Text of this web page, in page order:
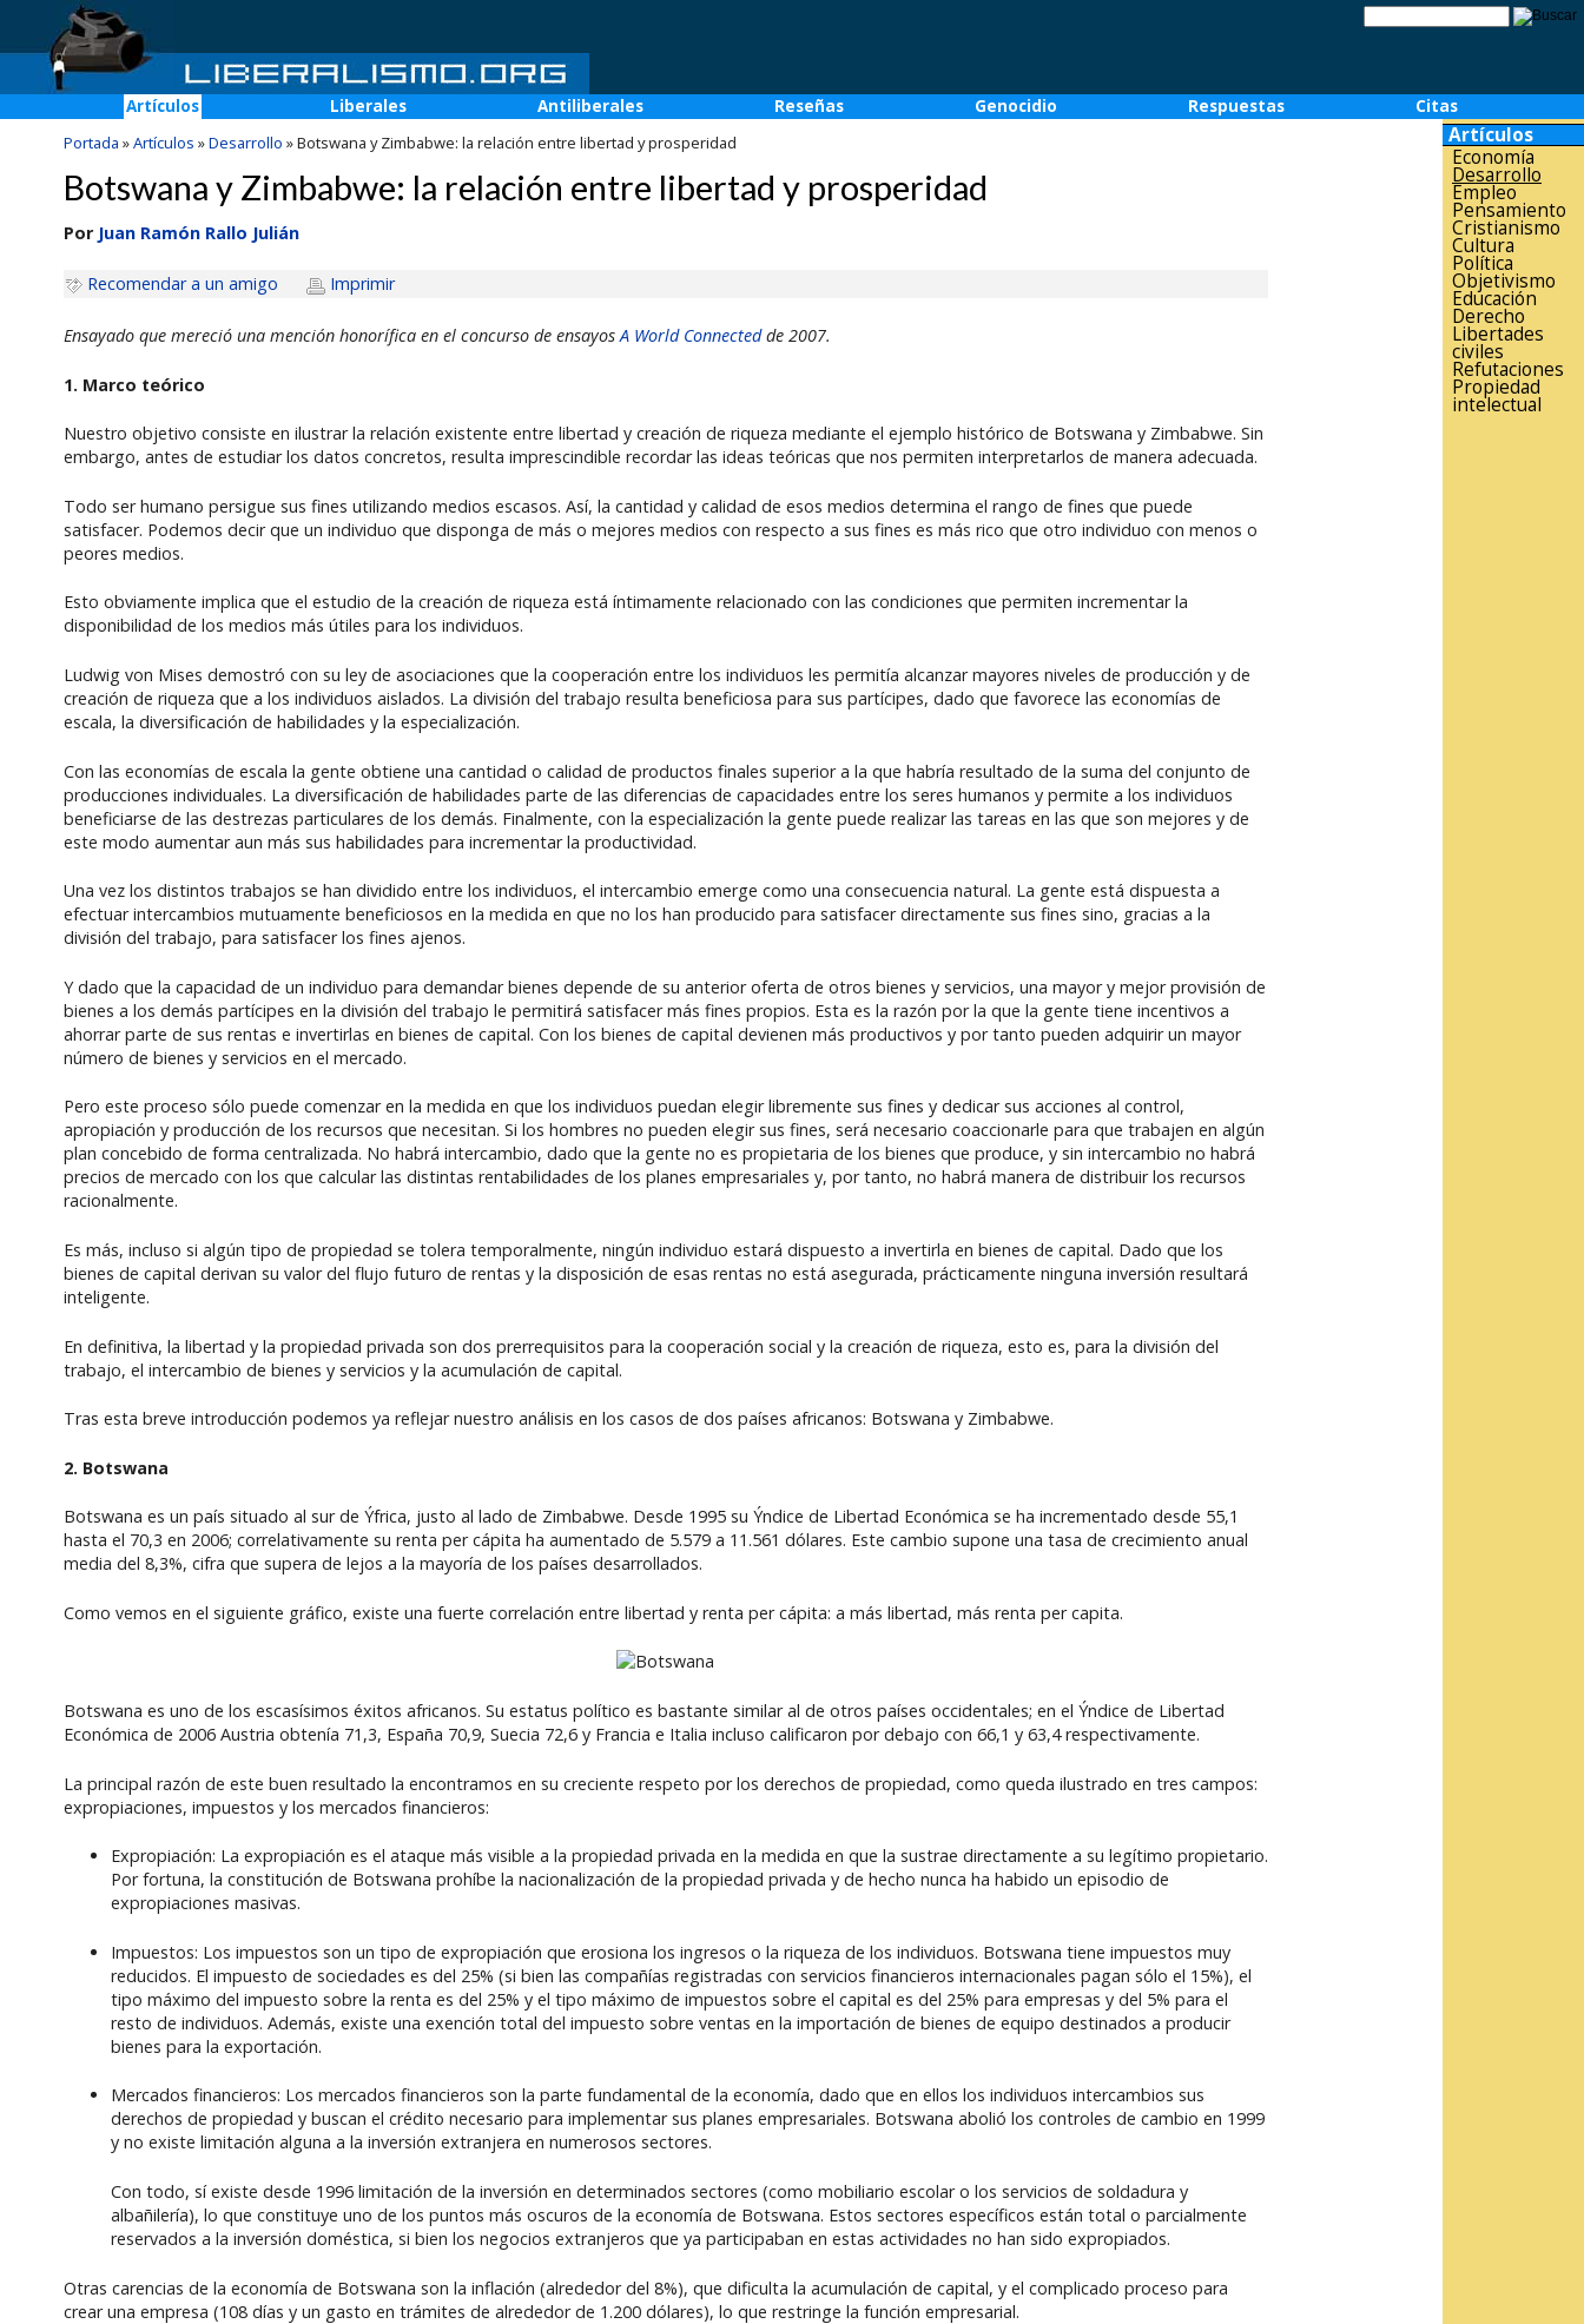
Artículos Liberales Antiliberales Reseñas Genocidio Respuestas
Citas
Portada »Artículos »Desarrollo »Botswana y Zimbabwe: la relación entre libertad y prosperidad
Botswana y Zimbabwe: la relación entre libertad y prosperidad
Por Juan Ramón Rallo Julián
Recomendar a un amigo Imprimir
Ensayado que mereció una mención honorífica en el concurso de ensayosA World Connectedde 2007.
1. Marco teórico
Nuestro objetivo consiste en ilustrar la relación existente entre libertad y creación de riqueza mediante el ejemplo histórico de Botswana y Zimbabwe. Sin
embargo, antes de estudiar los datos concretos, resulta imprescindible recordar las ideas teóricas que nos permiten interpretarlos de manera adecuada.
Todo ser humano persigue sus fines utilizando medios escasos. Así, la cantidad y calidad de esos medios determina el rango de fines que puede
satisfacer. Podemos decir que un individuo que disponga de más o mejores medios con respecto a sus fines es más rico que otro individuo con menos o
peores medios.
Esto obviamente implica que el estudio de la creación de riqueza está íntimamente relacionado con las condiciones que permiten incrementar la
disponibilidad de los medios más útiles para los individuos.
Ludwig von Mises demostró con su ley de asociaciones que la cooperación entre los individuos les permitía alcanzar mayores niveles de producción y de
creación de riqueza que a los individuos aislados. La división del trabajo resulta beneficiosa para sus partícipes, dado que favorece las economías de
escala, la diversificación de habilidades y la especialización.
Con las economías de escala la gente obtiene una cantidad o calidad de productos finales superior a la que habría resultado de la suma del conjunto de
producciones individuales. La diversificación de habilidades parte de las diferencias de capacidades entre los seres humanos y permite a los individuos
beneficiarse de las destrezas particulares de los demás. Finalmente, con la especialización la gente puede realizar las tareas en las que son mejores y de
este modo aumentar aun más sus habilidades para incrementar la productividad.
Una vez los distintos trabajos se han dividido entre los individuos, el intercambio emerge como una consecuencia natural. La gente está dispuesta a
efectuar intercambios mutuamente beneficiosos en la medida en que no los han producido para satisfacer directamente sus fines sino, gracias a la
división del trabajo, para satisfacer los fines ajenos.
Y dado que la capacidad de un individuo para demandar bienes depende de su anterior oferta de otros bienes y servicios, una mayor y mejor provisión de
bienes a los demás partícipes en la división del trabajo le permitirá satisfacer más fines propios. Esta es la razón por la que la gente tiene incentivos a
ahorrar parte de sus rentas e invertirlas en bienes de capital. Con los bienes de capital devienen más productivos y por tanto pueden adquirir un mayor
número de bienes y servicios en el mercado.
Pero este proceso sólo puede comenzar en la medida en que los individuos puedan elegir libremente sus fines y dedicar sus acciones al control,
apropiación y producción de los recursos que necesitan. Si los hombres no pueden elegir sus fines, será necesario coaccionarle para que trabajen en algún
plan concebido de forma centralizada. No habrá intercambio, dado que la gente no es propietaria de los bienes que produce, y sin intercambio no habrá
precios de mercado con los que calcular las distintas rentabilidades de los planes empresariales y, por tanto, no habrá manera de distribuir los recursos
racionalmente.
Es más, incluso si algún tipo de propiedad se tolera temporalmente, ningún individuo estará dispuesto a invertirla en bienes de capital. Dado que los
bienes de capital derivan su valor del flujo futuro de rentas y la disposición de esas rentas no está asegurada, prácticamente ninguna inversión resultará
inteligente.
En definitiva, la libertad y la propiedad privada son dos prerrequisitos para la cooperación social y la creación de riqueza, esto es, para la división del
trabajo, el intercambio de bienes y servicios y la acumulación de capital.
Tras esta breve introducción podemos ya reflejar nuestro análisis en los casos de dos países africanos: Botswana y Zimbabwe.
2. Botswana
Botswana es un país situado al sur de Ýfrica, justo al lado de Zimbabwe. Desde 1995 su Ýndice de Libertad Económica se ha incrementado desde 55,1
hasta el 70,3 en 2006; correlativamente su renta per cápita ha aumentado de 5.579 a 11.561 dólares. Este cambio supone una tasa de crecimiento anual
media del 8,3%, cifra que supera de lejos a la mayoría de los países desarrollados.
Como vemos en el siguiente gráfico, existe una fuerte correlación entre libertad y renta per cápita: a más libertad, más renta per capita.
Botswana es uno de los escasísimos éxitos africanos. Su estatus político es bastante similar al de otros países occidentales; en el Ýndice de Libertad
Económica de 2006 Austria obtenía 71,3, España 70,9, Suecia 72,6 y Francia e Italia incluso calificaron por debajo con 66,1 y 63,4 respectivamente.
La principal razón de este buen resultado la encontramos en su creciente respeto por los derechos de propiedad, como queda ilustrado en tres campos:
expropiaciones, impuestos y los mercados financieros:
Expropiación: La expropiación es el ataque más visible a la propiedad privada en la medida en que la sustrae directamente a su legítimo propietario.
Por fortuna, la constitución de Botswana prohíbe la nacionalización de la propiedad privada y de hecho nunca ha habido un episodio de
expropiaciones masivas.
Impuestos: Los impuestos son un tipo de expropiación que erosiona los ingresos o la riqueza de los individuos. Botswana tiene impuestos muy
reducidos. El impuesto de sociedades es del 25% (si bien las compañías registradas con servicios financieros internacionales pagan sólo el 15%), el
tipo máximo del impuesto sobre la renta es del 25% y el tipo máximo de impuestos sobre el capital es del 25% para empresas y del 5% para el
resto de individuos. Además, existe una exención total del impuesto sobre ventas en la importación de bienes de equipo destinados a producir
bienes para la exportación.
Mercados financieros: Los mercados financieros son la parte fundamental de la economía, dado que en ellos los individuos intercambios sus
derechos de propiedad y buscan el crédito necesario para implementar sus planes empresariales. Botswana abolió los controles de cambio en 1999
y no existe limitación alguna a la inversión extranjera en numerosos sectores.
Con todo, sí existe desde 1996 limitación de la inversión en determinados sectores (como mobiliario escolar o los servicios de soldadura y
albañilería), lo que constituye uno de los puntos más oscuros de la economía de Botswana. Estos sectores específicos están total o parcialmente
reservados a la inversión doméstica, si bien los negocios extranjeros que ya participaban en estas actividades no han sido expropiados.
Otras carencias de la economía de Botswana son la inflación (alrededor del 8%), que dificulta la acumulación de capital, y el complicado proceso para
crear una empresa (108 días y un gasto en trámites de alrededor de 1.200 dólares), lo que restringe la función empresarial.
Artículos
Economía
Desarrollo
Empleo
Pensamiento
Cristianismo
Cultura
Política
Objetivismo
Educación
Derecho
Libertades
civiles
Refutaciones
Propiedad
intelectual